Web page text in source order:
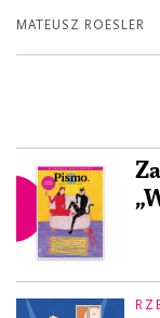
MATEUSZ ROESLER